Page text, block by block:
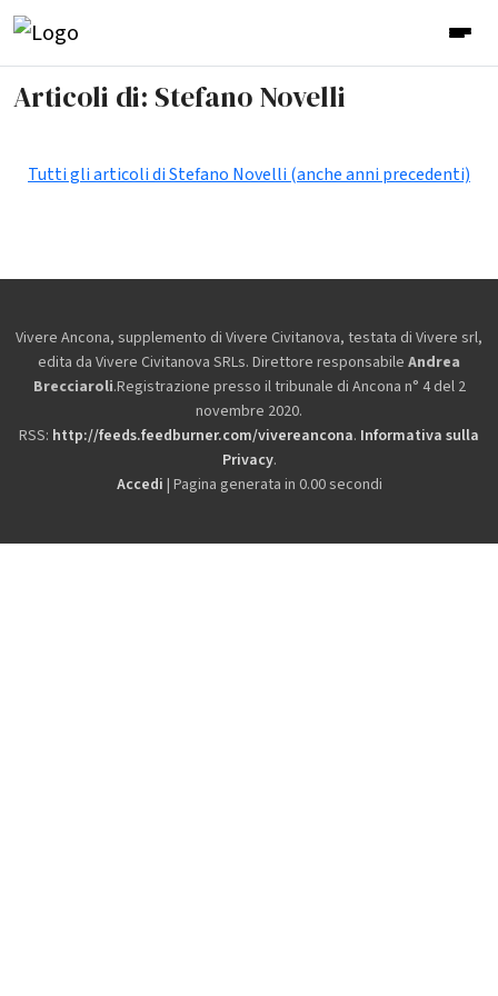
Articoli di: Stefano Novelli
Tutti gli articoli di Stefano Novelli (anche anni precedenti)
Vivere Ancona, supplemento di Vivere Civitanova, testata di Vivere srl,
edita da Vivere Civitanova SRLs. Direttore responsabile Andrea
Brecciaroli.Registrazione presso il tribunale di Ancona n° 4 del 2
novembre 2020.
RSS: http://feeds.feedburner.com/vivereancona. Informativa sulla
Privacy.
Accedi | Pagina generata in 0.00 secondi